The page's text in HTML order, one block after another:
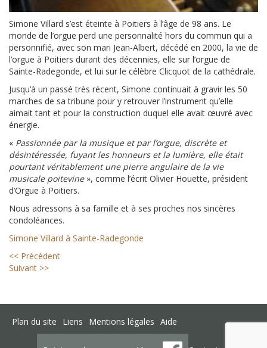
Simone Villard s’est éteinte à Poitiers à l’âge de 98 ans. Le
monde de l’orgue perd une personnalité hors du commun qui a
personnifié, avec son mari Jean-Albert, décédé en 2000, la vie de
l’orgue à Poitiers durant des décennies, elle sur l’orgue de
Sainte-Radegonde, et lui sur le célèbre Clicquot de la cathédrale.
Jusqu’à un passé très récent, Simone continuait à gravir les 50
marches de sa tribune pour y retrouver l’instrument qu’elle
aimait tant et pour la construction duquel elle avait œuvré avec
énergie.
« Passionnée par la musique et par l’orgue, discrète et
désintéressée, fuyant les honneurs et la lumière, elle était
pourtant véritablement une pierre angulaire de la vie
musicale poitevine», comme l’écrit Olivier Houette, président
d’Orgue à Poitiers.
Nous adressons à sa famille et à ses proches nos sincères
condoléances.
Simone Villard à Sainte-Radegonde
<< Précédent
Suivant >>
Plan du site Liens Mentions légales Aide